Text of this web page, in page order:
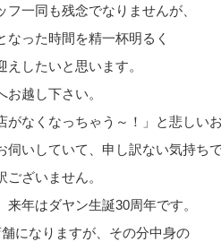
フ一同も残念でなりませんが、
なった時間を精一杯明るく
えしたいと思います。
お越し下さい。
がなくなっちゃう～！」と悲しい
伺いしていて、申し訳ない気持ち
ございません。
来年はダヤン生誕30周年です。
になりますが、その分中身の